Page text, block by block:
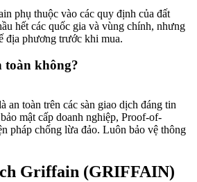
phụ thuộc vào các quy định của đất
hết các quốc gia và vùng chính, nhưng
địa phương trước khi mua.
toàn không?
an toàn trên các sàn giao dịch đáng tin
mật cấp doanh nghiệp, Proof-of-
pháp chống lừa đảo. Luôn bảo vệ thông
Griffain (GRIFFAIN)